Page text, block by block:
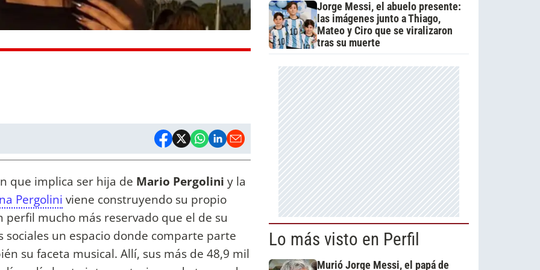
que implica ser hija de Mario Pergolini y la
Pergolini viene construyendo su propio
mucho más reservado que el de su
un espacio donde comparte parte
su faceta musical. Allí, sus más de 48,9 mil
Jorge Messi, el abuelo presente:
las imágenes junto a Thiago,
Mateo y Ciro que se viralizaron
tras su muerte
Lo más visto en Perfil
Murió Jorge Messi, el papá de